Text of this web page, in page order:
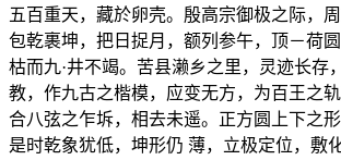
五百重天，藏於卵壳。殷高宗御极之际，
包乾裹坤，把日捉月，额列参午，顶－荷
枯而九·井不竭。苦县濑乡之里，灵迹长
教，作九古之楷模，应变无方，为百王之
合八弦之乍坼，相去未遥。正方圆上下之
是时乾象犹低，坤形仍 薄，立极定位，敷